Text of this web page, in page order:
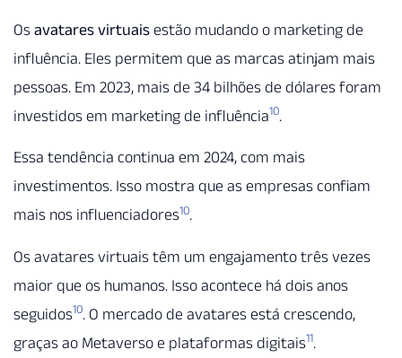
Os avatares virtuais estão mudando o marketing de
influência. Eles permitem que as marcas atinjam mais
pessoas. Em 2023, mais de 34 bilhões de dólares foram
investidos em marketing de influência10.
Essa tendência continua em 2024, com mais
investimentos. Isso mostra que as empresas confiam
mais nos influenciadores10.
Os avatares virtuais têm um engajamento três vezes
maior que os humanos. Isso acontece há dois anos
seguidos10. O mercado de avatares está crescendo,
graças ao Metaverso e plataformas digitais11.